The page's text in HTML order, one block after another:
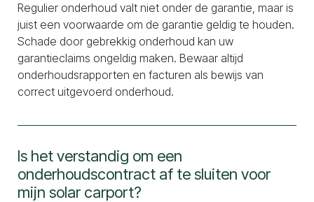
Regulier onderhoud valt niet onder de garantie, maar is
juist een voorwaarde om de garantie geldig te houden.
Schade door gebrekkig onderhoud kan uw
garantieclaims ongeldig maken. Bewaar altijd
onderhoudsrapporten en facturen als bewijs van
correct uitgevoerd onderhoud.
Is het verstandig om een
onderhoudscontract af te sluiten voor
mijn solar carport?